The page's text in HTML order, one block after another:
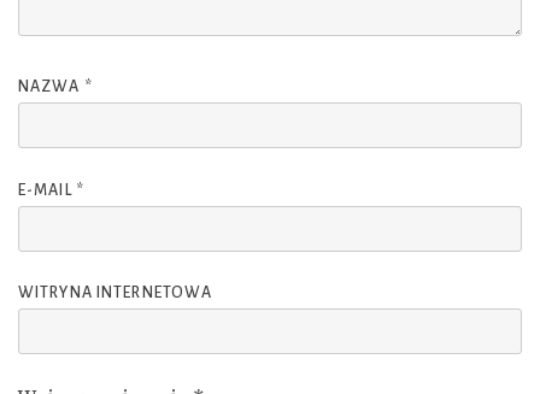
NAZWA *
E-MAIL *
WITRYNA INTERNETOWA